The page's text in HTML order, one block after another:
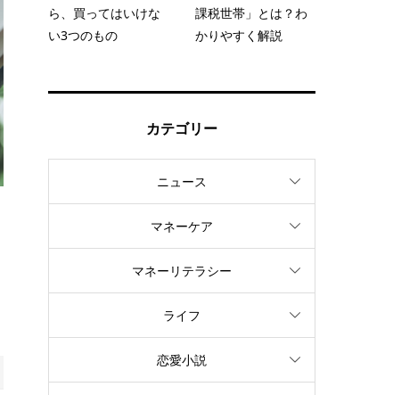
ら、買ってはいけな
い3つのもの
課税世帯」とは？わ
かりやすく解説
カテゴリー
ニュース
マネーケア
マネーリテラシー
ライフ
恋愛小説